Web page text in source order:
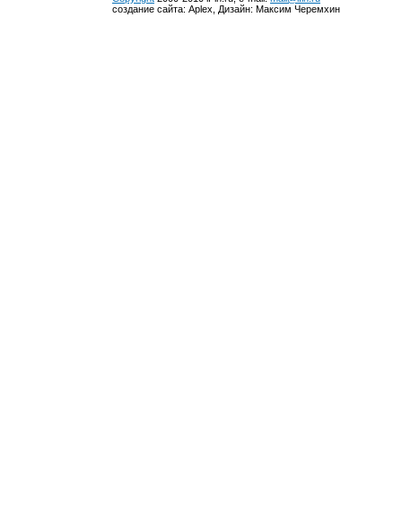
создание сайта: Aplex, Дизайн: Максим Черемхин